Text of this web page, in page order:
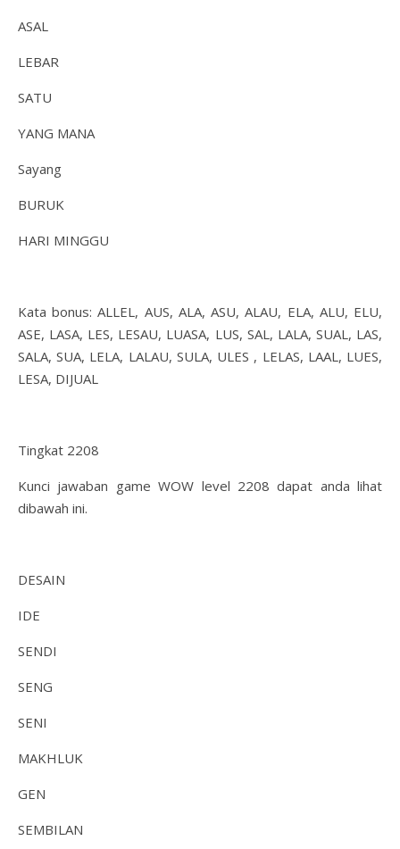
ASAL
LEBAR
SATU
YANG MANA
Sayang
BURUK
HARI MINGGU
Kata bonus: ALLEL, AUS, ALA, ASU, ALAU, ELA, ALU, ELU,
ASE, LASA, LES, LESAU, LUASA, LUS, SAL, LALA, SUAL, LAS,
SALA, SUA, LELA, LALAU, SULA, ULES , LELAS, LAAL, LUES,
LESA, DIJUAL
Tingkat 2208
Kunci jawaban game WOW level 2208 dapat anda lihat
dibawah ini.
DESAIN
IDE
SENDI
SENG
SENI
MAKHLUK
GEN
SEMBILAN